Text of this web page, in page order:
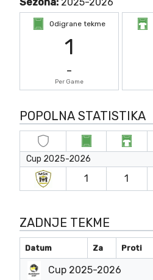
Odigrane tekme
1
-
Per Game
POPOLNA STATISTIKA
Cup 2025-2026
1 1
ZADNJE TEKME
Datum Za Proti
Cup 2025-2026